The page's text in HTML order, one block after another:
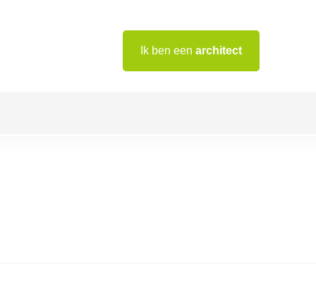
Ik ben een architect